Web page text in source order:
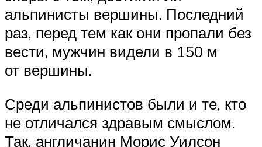
альпинисты вершины. Последний
раз, перед тем как они пропали без
вести, мужчин видели в 150 м
от вершины.
Среди альпинистов были и те, кто
не отличался здравым смыслом.
Так, англичанин Морис Уилсон